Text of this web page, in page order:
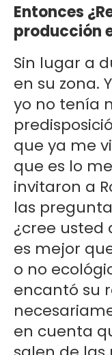
Entonces
producción
Sin lugar a
en su zona.
yo no tenía
que ya me
que es lo
invitaron a
las
¿cree usted
es mejor
o no
encantó su
en cuenta